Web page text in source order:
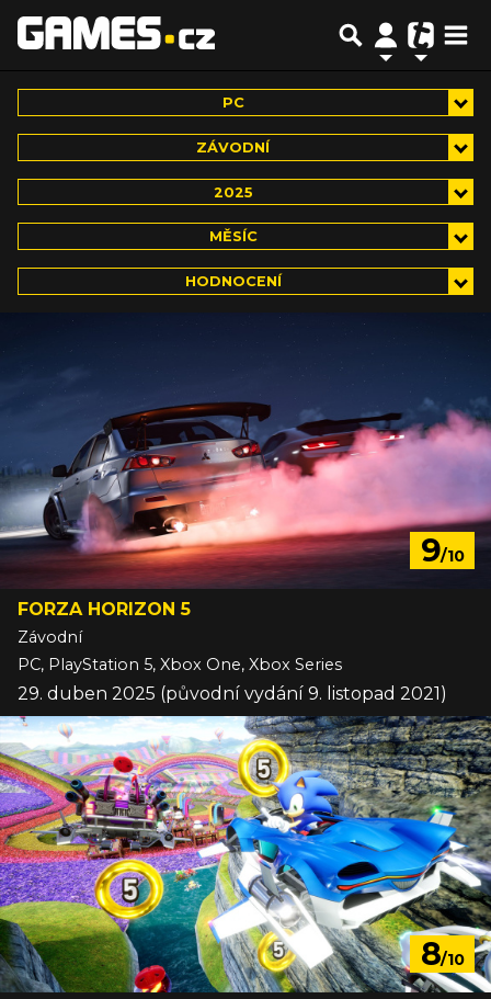
PC
ZÁVODNÍ
2025
MĚSÍC
HODNOCENÍ
9/10
FORZA HORIZON 5
Závodní
PC, PlayStation 5, Xbox One, Xbox Series
29. duben 2025 (původní vydání 9. listopad 2021)
8/10